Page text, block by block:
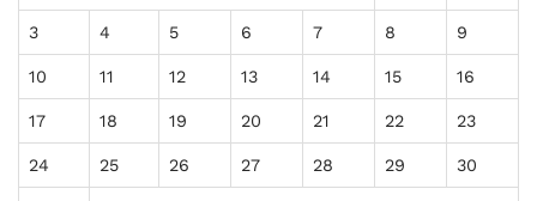
3 4 5 6 7 8 9
10 11 12 13 14 15 16
17 18 19 20 21 22 23
24 25 26 27 28 29 30